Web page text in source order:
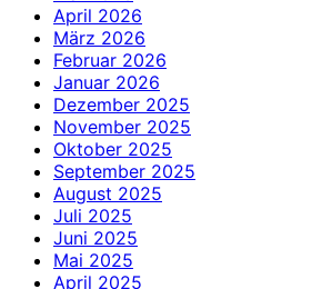
April 2026
März 2026
Februar 2026
Januar 2026
Dezember 2025
November 2025
Oktober 2025
September 2025
August 2025
Juli 2025
Juni 2025
Mai 2025
April 2025